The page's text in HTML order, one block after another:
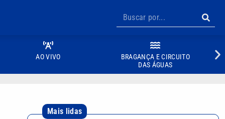
AO VIVO
BRAGANÇA E CIRCUITO
DAS ÁGUAS
Mais lidas